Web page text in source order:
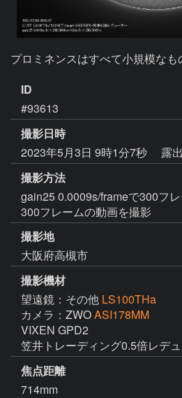
プロミネンスはすべて小規模なも
ID
#93613
撮影日時
2023年5月3日 9時1分7秒
露
撮影方法
gain25 0.0009s/frameで300フ
300フレームの動画を撮影
撮影地
大阪府高槻市
撮影機材
望遠鏡：その他 LS100THa
カメラ：ZWOASI178MM
VIXEN GPD2
笠井トレーディング0.5倍レデ
焦点距離
714mm